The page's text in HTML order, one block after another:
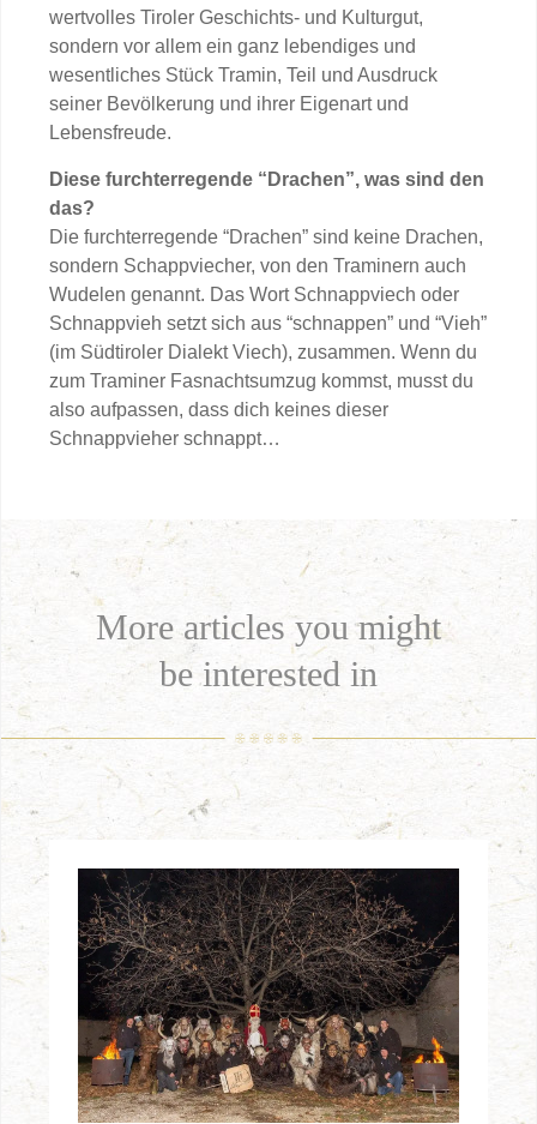
wertvolles Tiroler Geschichts- und Kulturgut,
sondern vor allem ein ganz lebendiges und
wesentliches Stück Tramin, Teil und Ausdruck
seiner Bevölkerung und ihrer Eigenart und
Lebensfreude.
Diese furchterregende “Drachen”, was sind den
das?
Die furchterregende “Drachen” sind keine Drachen,
sondern Schappviecher, von den Traminern auch
Wudelen genannt. Das Wort Schnappviech oder
Schnappvieh setzt sich aus “schnappen” und “Vieh”
(im Südtiroler Dialekt Viech), zusammen. Wenn du
zum Traminer Fasnachtsumzug kommst, musst du
also aufpassen, dass dich keines dieser
Schnappvieher schnappt…
More articles you might
be interested in